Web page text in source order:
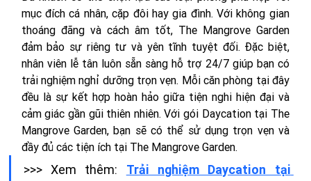
mục đích cá nhân, cặp đôi hay gia đình. Với không gian
thoáng đãng và cách âm tốt, The Mangrove Garden
đảm bảo sự riêng tư và yên tĩnh tuyệt đối. Đặc biệt,
nhân viên lễ tân luôn sẵn sàng hỗ trợ 24/7 giúp bạn có
trải nghiệm nghỉ dưỡng trọn vẹn. Mỗi căn phòng tại đây
đều là sự kết hợp hoàn hảo giữa tiện nghi hiện đại và
cảm giác gần gũi thiên nhiên. Với gói Daycation tại The
Mangrove Garden, bạn sẽ có thể sử dụng trọn vẹn và
đầy đủ các tiện ích tại The Mangrove Garden.
>>> Xem thêm: Trải nghiệm Daycation tại